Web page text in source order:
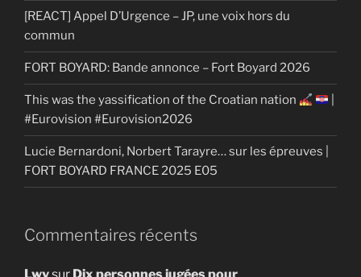
[REACT] Appel D’Urgence – JP, une voix hors du
commun
FORT BOYARD: Bande annonce – Fort Boyard 2026
This was the yassification of the Croatian nation
#Eurovision #Eurovision2026
Lucie Bernardoni, Norbert Tarayre… sur les épreuves |
FORT BOYARD FRANCE 2025 E05
Commentaires récents